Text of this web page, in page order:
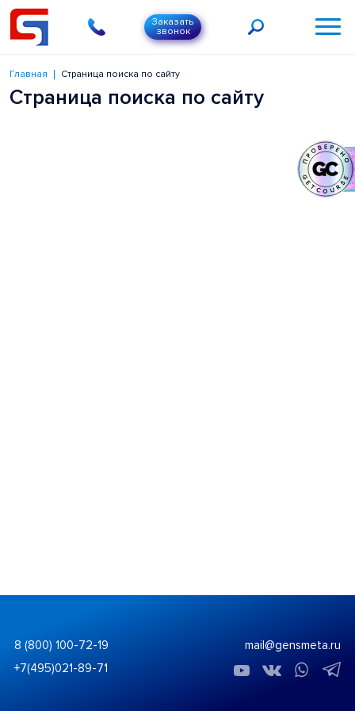
Заказать
звонок
Главная Страница поиска по сайту
Страница поиска по сайту
mail@gensmeta.ru
8 (800) 100-72-19
+7(495)021-89-71